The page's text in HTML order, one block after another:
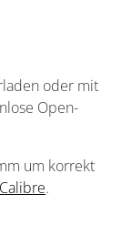
oder mit
Open-
um korrekt
Calibre.